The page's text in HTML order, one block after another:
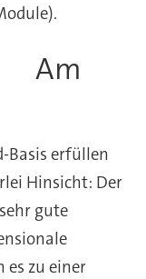
Am
Basis erfüllen
Hinsicht: Der
gute
es zu einer